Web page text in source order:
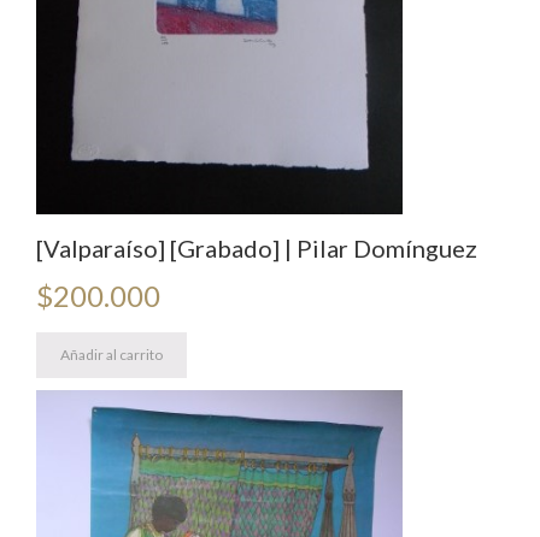
[Valparaíso] [Grabado] | Pilar Domínguez
$200.000
Añadir al carrito